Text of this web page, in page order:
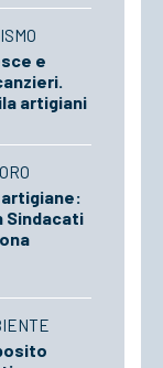
e
artigiani
Sindacati